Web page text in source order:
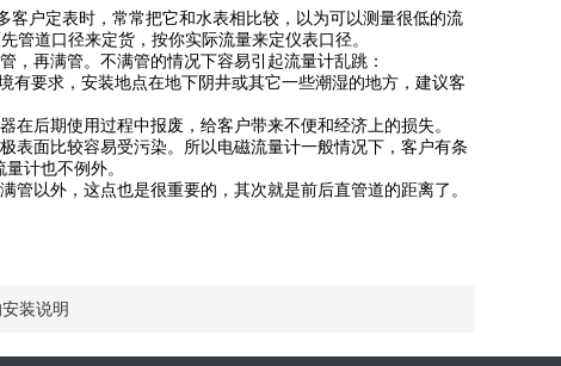
户定表时，常常把它和水表相比较，以为可以测量很低的流
道口径来定货，按你实际流量来定仪表口径。
再满管。不满管的情况下容易引起流量计乱跳：
要求，安装地点在地下阴井或其它一些潮湿的地方，建议客
后期使用过程中报废，给客户带来不便和经济上的损失。
面比较容易受污染。所以电磁流量计一般情况下，客户有条
计也不例外。
以外，这点也是很重要的，其次就是前后直管道的距离了。
装说明